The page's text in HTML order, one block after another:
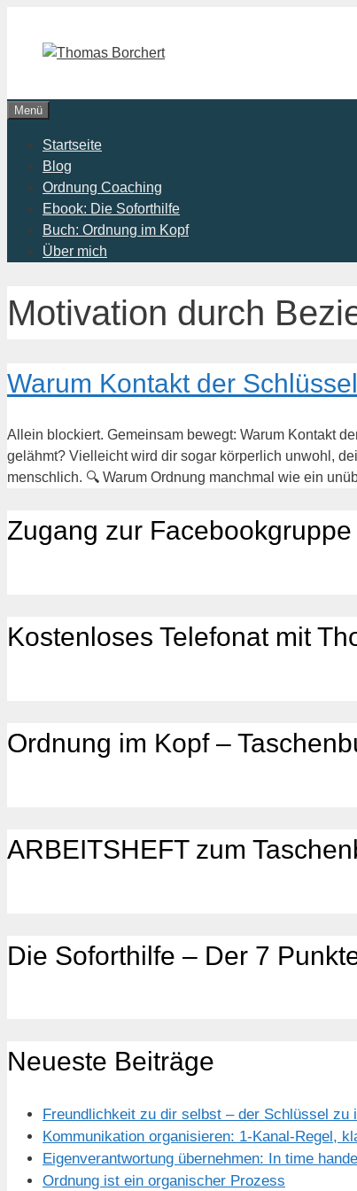
springen
Menü
Startseite
Blog
Ordnung Coaching
Ebook: Die Soforthilfe
Buch: Ordnung im Kopf
Über mich
Motivation durch
Warum Kontakt der
Allein blockiert. Gemeinsam bewegt: Warum Kontakt
gelähmt? Vielleicht wird dir sogar körperlich unwohl,
menschlich. 🔍 Warum Ordnung manchmal wie ein
Zugang zur
Kostenloses Telefonat mit
Ordnung im Kopf –
ARBEITSHEFT zum
Die Soforthilfe – Der 7
Neueste Beiträge
Freundlichkeit zu dir selbst – der Schlüssel zu
Kommunikation organisieren: 1-Kanal-Regel,
Eigenverantwortung übernehmen: In time
Ordnung ist ein organischer Prozess